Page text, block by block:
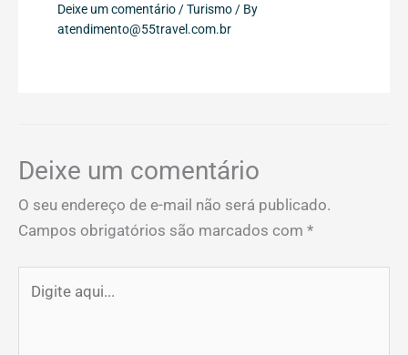
Deixe um comentário /Turismo/ By
atendimento@55travel.com.br
Deixe um comentário
O seu endereço de e-mail não será publicado.
Campos obrigatórios são marcados com *
aqui...